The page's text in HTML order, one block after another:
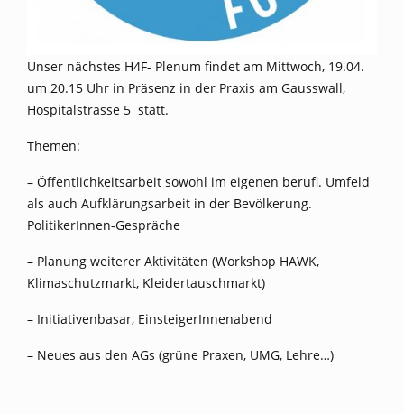
Unser nächstes H4F- Plenum findet am Mittwoch, 19.04.
um 20.15 Uhr in Präsenz in der Praxis am Gausswall,
Hospitalstrasse 5 statt.
Themen:
– Öffentlichkeitsarbeit sowohl im eigenen berufl. Umfeld
als auch Aufklärungsarbeit in der Bevölkerung.
PolitikerInnen-Gespräche
– Planung weiterer Aktivitäten (Workshop HAWK,
Klimaschutzmarkt, Kleidertauschmarkt)
– Initiativenbasar, EinsteigerInnenabend
– Neues aus den AGs (grüne Praxen, UMG, Lehre…)